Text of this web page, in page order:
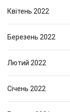
Квітень 2022
Березень 2022
Лютий 2022
Січень 2022